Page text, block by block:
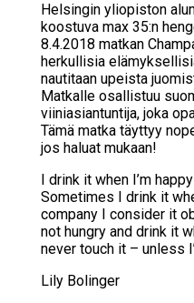
Helsingin yliopiston
koostuva max 35:n
8.4.2018 matkan
herkullisia
nautitaan upeista
Matkalle osallistuu
viiniasiantuntija, joka
Tämä matka täyttyy
jos haluat mukaan!
I drink it when I’m
Sometimes I drink it
company I consider it
not hungry and drink it
never touch it – unless
Lily Bolinger